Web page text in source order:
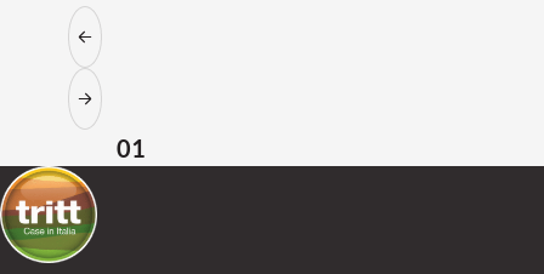
Vorige slide
Volgende slide
01
Terug naar de startpagina